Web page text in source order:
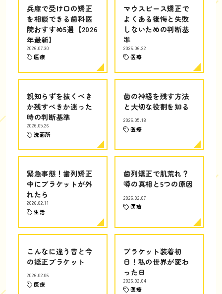
兵庫で受け口の矯正
を相談できる歯科医
院おすすめ5選【2026
年最新】
2026.07.30
医療
マウスピース矯正で
よくある後悔と失敗
しないための判断基
準
2026.06.22
医療
親知らずを抜くべき
か残すべきか迷った
時の判断基準
2026.05.26
洗面所
歯の神経を残す方法
と大切な役割を知る
2026.05.18
医療
緊急事態！歯列矯正
中にブラケットが外
れたら
2026.02.11
生活
歯列矯正で肌荒れ？
噂の真相と5つの原因
2026.02.07
医療
こんなに違う昔と今
の矯正ブラケット
2026.02.06
医療
ブラケット装着初
日！私の世界が変わ
った日
2026.02.04
医療